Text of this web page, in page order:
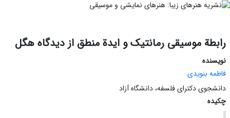
رابطة موسیقی رمانتیک و ایدة منطق از دیدگاه هگل
نویسنده
فاطمه بنویدی
دانشجوی دکترای فلسفه، دانشگاه آزاد
چکیده